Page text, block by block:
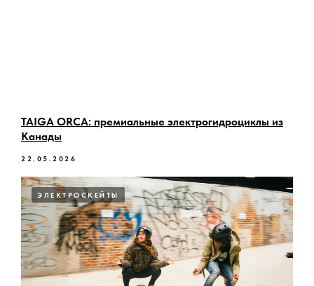
TAIGA ORCA: премиальные электрогидроциклы из
Канады
22.05.2026
ЭЛЕКТРОСКЕЙТЫ